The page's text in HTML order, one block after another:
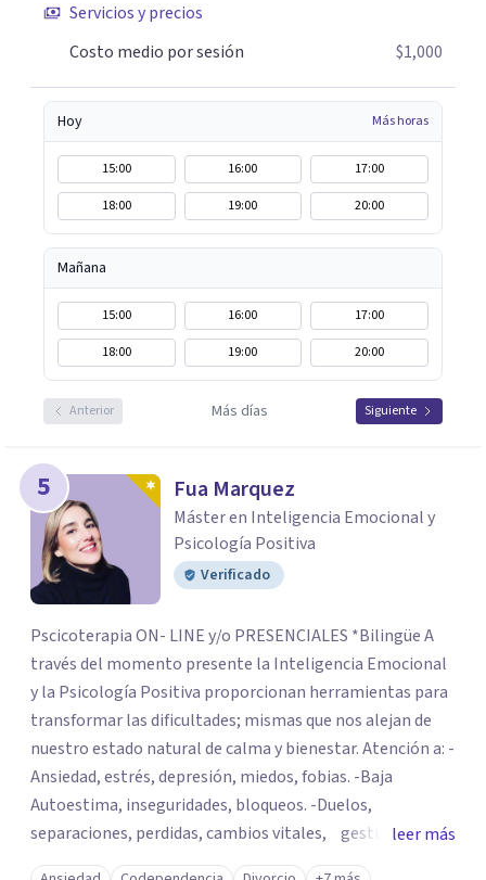
Servicios y precios
Costo medio por sesión
$1,000
Hoy Más horas
15:00 16:00
17:00
18:00
19:00 20:00
Mañana
15:00 16:00
17:00
18:00
19:00 20:00
Anterior Más días Siguiente
5 Fua Marquez
Máster en Inteligencia Emocional y
Psicología Positiva
Verificado
Pscicoterapia ON- LINE y/o PRESENCIALES *Bilingüe A
través del momento presente la Inteligencia Emocional
y la Psicología Positiva proporcionan herramientas para
transformar las dificultades; mismas que nos alejan de
nuestro estado natural de calma y bienestar. Atención a: -
Ansiedad, estrés, depresión, miedos, fobias. -Baja
Autoestima, inseguridades, bloqueos. -Duelos,
separaciones, perdidas, cambios vitales, gestión de
emociones, tristeza, ira, soledad. Si deseas resolver una
leer más